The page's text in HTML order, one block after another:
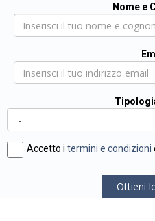
Nome e
Accetto i termini e condizioni
Ottieni